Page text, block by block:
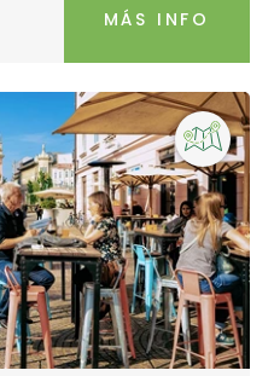
MÁS INFO